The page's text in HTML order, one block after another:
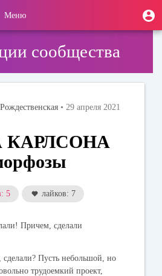
Меню
сообщества
• 29 апреля 2021
5 лайков: 7
Причем, сделали
сделали? Пусть небольшой, но
трудоемкий проект,